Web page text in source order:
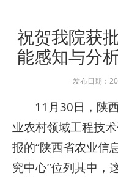
祝贺我院获
能感知与分
发布日期：
11月30日，陕
业农村领域工程技
报的“陕西省农业信
究中心”位列其中，